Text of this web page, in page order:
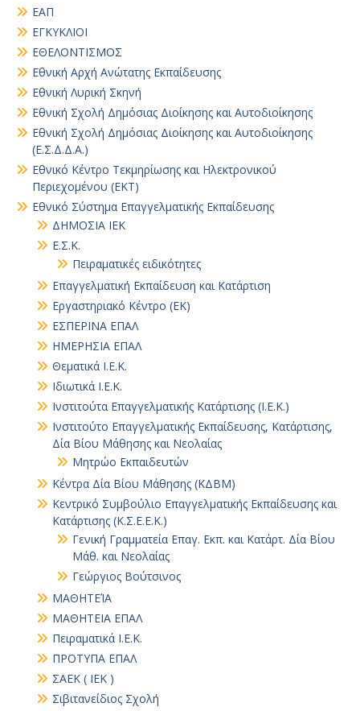
ΕΑΠ
ΕΓΚΥΚΛΙΟΙ
ΕΘΕΛΟΝΤΙΣΜΟΣ
Εθνική Αρχή Ανώτατης Εκπαίδευσης
Εθνική Λυρική Σκηνή
Εθνική Σχολή Δημόσιας Διοίκησης και Αυτοδιοίκησης
Εθνική Σχολή Δημόσιας Διοίκησης και Αυτοδιοίκησης
(Ε.Σ.Δ.Δ.Α.)
Εθνικό Κέντρο Τεκμηρίωσης και Ηλεκτρονικού
Περιεχομένου (ΕΚΤ)
Εθνικό Σύστημα Επαγγελματικής Εκπαίδευσης
ΔΗΜΟΣΙΑ ΙΕΚ
Ε.Σ.Κ.
Πειραματικές ειδικότητες
Επαγγελματική Εκπαίδευση και Κατάρτιση
Εργαστηριακό Κέντρο (ΕΚ)
ΕΣΠΕΡΙΝΑ ΕΠΑΛ
ΗΜΕΡΗΣΙΑ ΕΠΑΛ
Θεματικά Ι.Ε.Κ.
Ιδιωτικά Ι.Ε.Κ.
Ινστιτούτα Επαγγελματικής Κατάρτισης (Ι.Ε.Κ.)
Ινστιτούτο Επαγγελματικής Εκπαίδευσης, Κατάρτισης,
Δία Βίου Μάθησης και Νεολαίας
Μητρώο Εκπαιδευτών
Κέντρα Δία Βίου Μάθησης (ΚΔΒΜ)
Κεντρικό Συμβούλιο Επαγγελματικής Εκπαίδευσης και
Κατάρτισης (Κ.Σ.Ε.Ε.Κ.)
Γενική Γραμματεία Επαγ. Εκπ. και Κατάρτ. Δία Βίου
Μάθ. και Νεολαίας
Γεώργιος Βούτσινος
ΜΑΘΗΤΕΊΑ
ΜΑΘΗΤΕΙΑ ΕΠΑΛ
Πειραματικά Ι.Ε.Κ.
ΠΡΟΤΥΠΑ ΕΠΑΛ
ΣΑΕΚ ( ΙΕΚ )
Σιβιτανείδιος Σχολή